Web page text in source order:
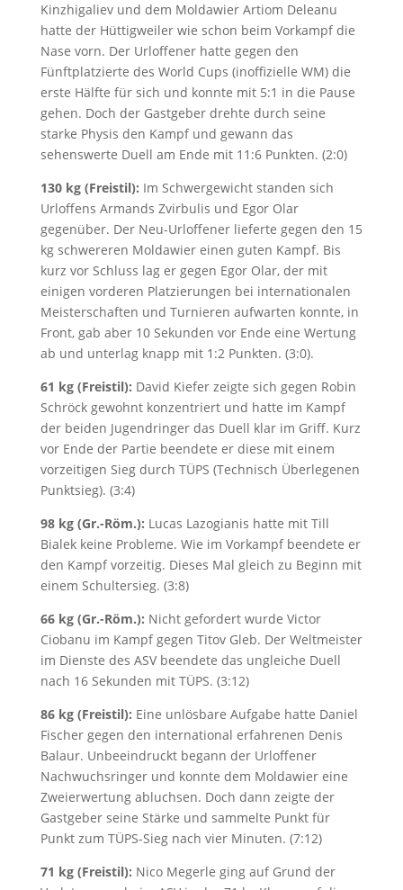
Kinzhigaliev und dem Moldawier Artiom Deleanu
hatte der Hüttigweiler wie schon beim Vorkampf die
Nase vorn. Der Urloffener hatte gegen den
Fünftplatzierte des World Cups (inoffizielle WM) die
erste Hälfte für sich und konnte mit 5:1 in die Pause
gehen. Doch der Gastgeber drehte durch seine
starke Physis den Kampf und gewann das
sehenswerte Duell am Ende mit 11:6 Punkten. (2:0)
130 kg (Freistil): Im Schwergewicht standen sich
Urloffens Armands Zvirbulis und Egor Olar
gegenüber. Der Neu-Urloffener lieferte gegen den 15
kg schwereren Moldawier einen guten Kampf. Bis
kurz vor Schluss lag er gegen Egor Olar, der mit
einigen vorderen Platzierungen bei internationalen
Meisterschaften und Turnieren aufwarten konnte, in
Front, gab aber 10 Sekunden vor Ende eine Wertung
ab und unterlag knapp mit 1:2 Punkten. (3:0).
61 kg (Freistil): David Kiefer zeigte sich gegen Robin
Schröck gewohnt konzentriert und hatte im Kampf
der beiden Jugendringer das Duell klar im Griff. Kurz
vor Ende der Partie beendete er diese mit einem
vorzeitigen Sieg durch TÜPS (Technisch Überlegenen
Punktsieg). (3:4)
98 kg (Gr.-Röm.): Lucas Lazogianis hatte mit Till
Bialek keine Probleme. Wie im Vorkampf beendete er
den Kampf vorzeitig. Dieses Mal gleich zu Beginn mit
einem Schultersieg. (3:8)
66 kg (Gr.-Röm.): Nicht gefordert wurde Victor
Ciobanu im Kampf gegen Titov Gleb. Der Weltmeister
im Dienste des ASV beendete das ungleiche Duell
nach 16 Sekunden mit TÜPS. (3:12)
86 kg (Freistil): Eine unlösbare Aufgabe hatte Daniel
Fischer gegen den international erfahrenen Denis
Balaur. Unbeeindruckt begann der Urloffener
Nachwuchsringer und konnte dem Moldawier eine
Zweierwertung abluchsen. Doch dann zeigte der
Gastgeber seine Stärke und sammelte Punkt für
Punkt zum TÜPS-Sieg nach vier Minuten. (7:12)
71 kg (Freistil): Nico Megerle ging auf Grund der